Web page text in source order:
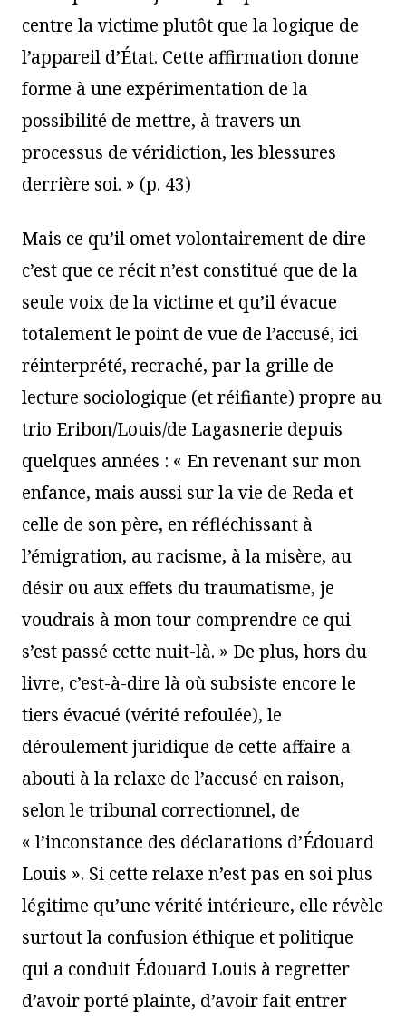
centre la victime plutôt que la logique de
l’appareil d’État. Cette affirmation donne
forme à une expérimentation de la
possibilité de mettre, à travers un
processus de véridiction, les blessures
derrière soi. » (p. 43)
Mais ce qu’il omet volontairement de dire
c’est que ce récit n’est constitué que de la
seule voix de la victime et qu’il évacue
totalement le point de vue de l’accusé, ici
réinterprété, recraché, par la grille de
lecture sociologique (et réifiante) propre au
trio Eribon/Louis/de Lagasnerie depuis
quelques années : « En revenant sur mon
enfance, mais aussi sur la vie de Reda et
celle de son père, en réfléchissant à
l’émigration, au racisme, à la misère, au
désir ou aux effets du traumatisme, je
voudrais à mon tour comprendre ce qui
s’est passé cette nuit-là. » De plus, hors du
livre, c’est-à-dire là où subsiste encore le
tiers évacué (vérité refoulée), le
déroulement juridique de cette affaire a
abouti à la relaxe de l’accusé en raison,
selon le tribunal correctionnel, de
« l’inconstance des déclarations d’Édouard
Louis ». Si cette relaxe n’est pas en soi plus
légitime qu’une vérité intérieure, elle révèle
surtout la confusion éthique et politique
qui a conduit Édouard Louis à regretter
d’avoir porté plainte, d’avoir fait entrer